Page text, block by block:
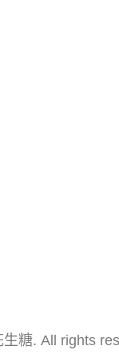
糖. All rights